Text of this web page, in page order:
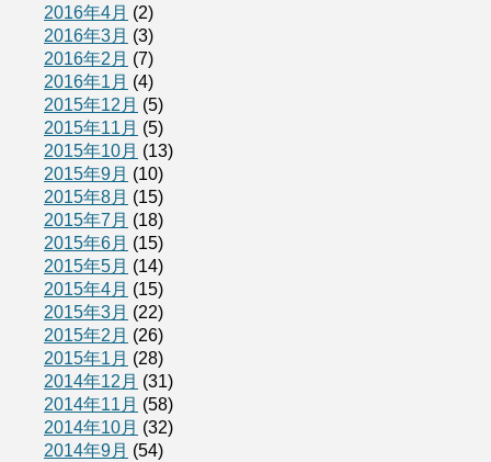
2016年4月 (2)
2016年3月 (3)
2016年2月 (7)
2016年1月 (4)
2015年12月 (5)
2015年11月 (5)
2015年10月 (13)
2015年9月 (10)
2015年8月 (15)
2015年7月 (18)
2015年6月 (15)
2015年5月 (14)
2015年4月 (15)
2015年3月 (22)
2015年2月 (26)
2015年1月 (28)
2014年12月 (31)
2014年11月 (58)
2014年10月 (32)
2014年9月 (54)